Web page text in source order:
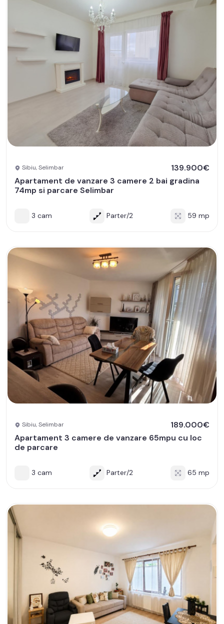
Sibiu, Selimbar
139.900€
Apartament de vanzare 3 camere 2 bai gradina
74mp si parcare Selimbar
3 cam Parter/2 59 mp
Sibiu, Selimbar
189.000€
Apartament 3 camere de vanzare 65mpu cu loc
de parcare
3 cam Parter/2 65 mp